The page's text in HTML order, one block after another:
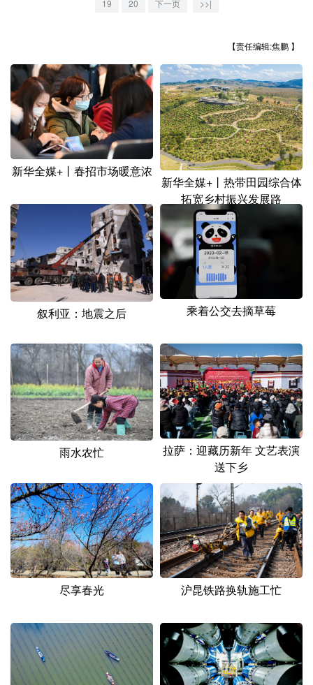
吉林 上海
山东 河南 湖北 湖南
广东 广西 海南 重庆
四川 贵州 云南 西藏
陕西 甘肃 青海 宁夏
新疆 内蒙古 黑龙江
多语种频道
English Español Français
Русский язык 日本語
Deutsch Português
19
20 下一页 >>|
【责任编辑:焦鹏 】
新华全媒+丨春招市场暖意浓
新华全媒+丨热带田园综合体
拓宽乡村振兴发展路
叙利亚：地震之后 乘着公交去摘草莓
雨水农忙
拉萨：迎藏历新年 文艺表演
送下乡
尽享春光 沪昆铁路换轨施工忙